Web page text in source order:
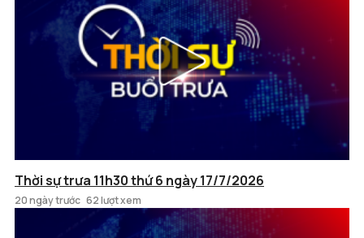
Thời sự trưa 11h30 thứ 6 ngày 17/7/2026
20 ngày trước 62 lượt xem